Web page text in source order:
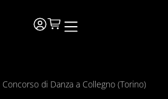
Concorso di Danza a Collegno (Torino)